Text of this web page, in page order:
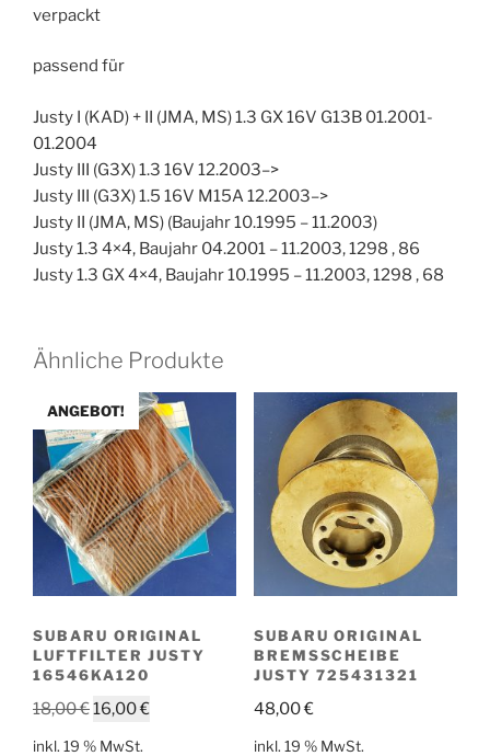
verpackt
passend für
Justy I (KAD) + II (JMA, MS) 1.3 GX 16V G13B 01.2001-
01.2004
Justy III (G3X) 1.3 16V 12.2003–>
Justy III (G3X) 1.5 16V M15A 12.2003–>
Justy II (JMA, MS) (Baujahr 10.1995 – 11.2003)
Justy 1.3 4×4, Baujahr 04.2001 – 11.2003, 1298 , 86
Justy 1.3 GX 4×4, Baujahr 10.1995 – 11.2003, 1298 , 68
Ähnliche Produkte
ANGEBOT!
SUBARU ORIGINAL
LUFTFILTER JUSTY
16546KA120
18,00€Ursprünglicher
16,00€Aktueller
inkl. 19 % MwSt.
SUBARU ORIGINAL
BREMSSCHEIBE
JUSTY 725431321
48,00€
inkl. 19 % MwSt.